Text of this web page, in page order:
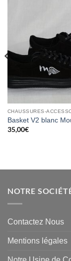
CHAUSSURES-
Basket V2 blanc
35,00€
NOTRE
Contactez Nous
Mentions légales